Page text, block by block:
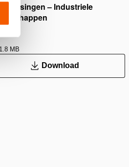
Oplossingen – Industriele
MB
Download